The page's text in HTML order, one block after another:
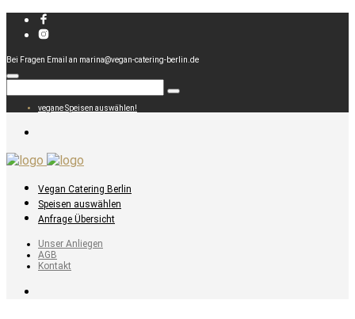
Bei Fragen Email an marina@vegan-catering-berlin.de
vegane Speisen auswählen!
Vegan Catering Berlin
Speisen auswählen
Anfrage Übersicht
Unser Anliegen
AGB
Kontakt